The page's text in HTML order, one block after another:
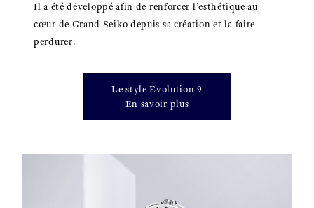
Il a été développé afin de renforcer l’esthétique au
cœur de Grand Seiko depuis sa création et la faire
perdurer.
Le style Evolution 9
En savoir plus